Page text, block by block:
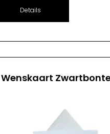
Details
Wenskaart